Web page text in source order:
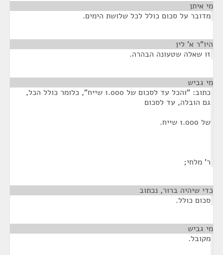
מי איתן
מדובר על סכום כולל לכל שלושת הימים.
היו"ר א' לין
זו שאלה שטעונה הבהרה.
מי גביש
כתוב: "והכל עד לסכום של 1.000 שייח", כלומר כולל הכל,
גם הובלה, עד לסכום
של 1.000 שייח.
ר' מלחי;
כדי שיהיה ברור, נכתוב
סכום כולל.
מי גביש
מקובל.